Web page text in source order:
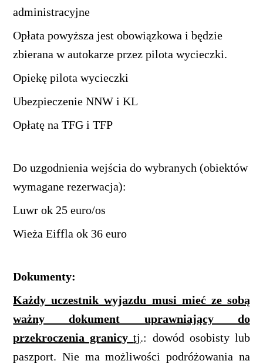
administracyjne
Opłata powyższa jest obowiązkowa i będzie
zbierana w autokarze przez pilota wycieczki.
Opiekę pilota wycieczki
Ubezpieczenie NNW i KL
Opłatę na TFG i TFP
Do uzgodnienia wejścia do wybranych (obiektów
wymagane rezerwacja):
Luwr ok 25 euro/os
Wieża Eiffla ok 36 euro
Dokumenty:
Każdy uczestnik wyjazdu musi mieć ze sobą
ważny dokument uprawniający do
przekroczenia granicytj.: dowód osobisty lub
paszport. Nie ma możliwości podróżowania na